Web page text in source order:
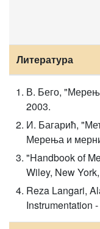
Литература
В. Бего,
2003.
И. Багарић,
Мерења и
"Handbook of
Wiley, New
Reza Langari,
Instrumentation